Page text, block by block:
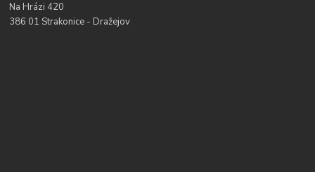
Na Hrázi 420
386 01 Strakonice - Dražejov